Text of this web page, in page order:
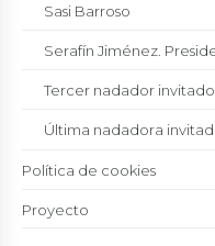
Sasi Barroso
Serafín Jiménez.
Tercer nadador
Última nadadora
Política de cookies
Proyecto